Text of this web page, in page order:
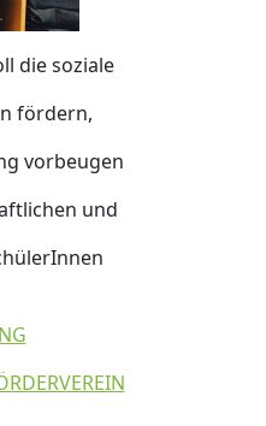
die soziale
fördern,
vorbeugen
und